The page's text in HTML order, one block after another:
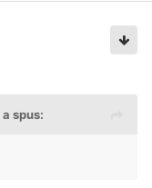
a spus: